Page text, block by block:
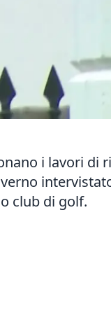
i lavori di
club di golf.